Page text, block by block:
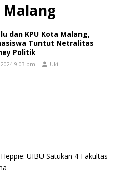
dan KPU Kota Malang,
Tuntut Netralitas
Politik
9:03 pm Uki
UIBU Satukan 4 Fakultas